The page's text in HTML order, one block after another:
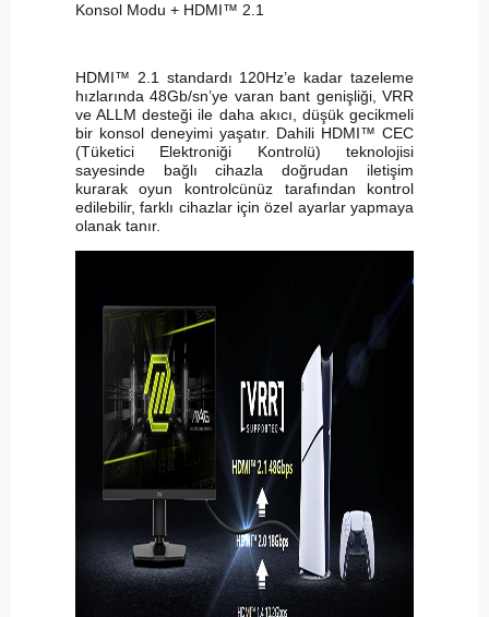
Konsol Modu + HDMI™ 2.1
HDMI™ 2.1 standardı 120Hz’e kadar tazeleme
hızlarında 48Gb/sn’ye varan bant genişliği, VRR
ve ALLM desteği ile daha akıcı, düşük gecikmeli
bir konsol deneyimi yaşatır. Dahili HDMI™ CEC
(Tüketici Elektroniği Kontrolü) teknolojisi
sayesinde bağlı cihazla doğrudan iletişim
kurarak oyun kontrolcünüz tarafından kontrol
edilebilir, farklı cihazlar için özel ayarlar yapmaya
olanak tanır.